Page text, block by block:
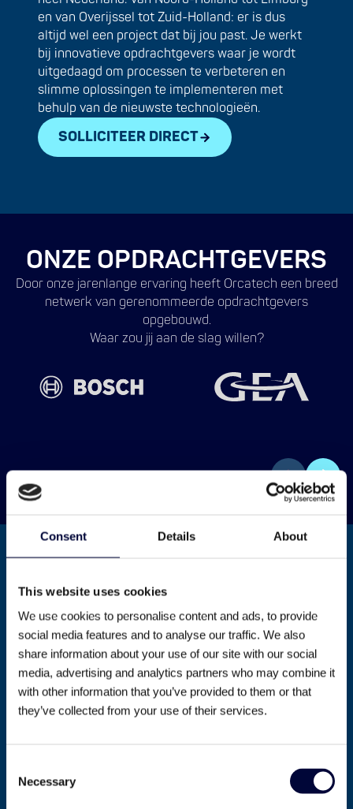
Consent Details About
This website uses cookies
We use cookies to personalise content and ads, to provide
social media features and to analyse our traffic. We also
share information about your use of our site with our social
media, advertising and analytics partners who may combine it
with other information that you’ve provided to them or that
they’ve collected from your use of their services.
Selection
Necessary
en van Overijssel tot Zuid-Holland: er is dus
altijd wel een project dat bij jou past. Je werkt
bij innovatieve opdrachtgevers waar je wordt
uitgedaagd om processen te verbeteren en
slimme oplossingen te implementeren met
behulp van de nieuwste technologieën.
SOLLICITEER DIRECT
ONZE OPDRACHTGEVERS
Door onze jarenlange ervaring heeft Orcatech een breed
netwerk van gerenommeerde opdrachtgevers
opgebouwd.
Waar zou jij aan de slag willen?
Wat is een production engineer?
Een production engineer houdt zich bezig met
het ontwerpen, beheren en verbeteren van
productieprocessen en systemen. Je doel is om
een efficiënte, kosteneffectieve en betrouwbare
productieomgeving te realiseren. Dit betekent
dat je continu bezig bent met het analyseren
van processen, het oplossen van technische
problemen en het implementeren van
afdelingen, onder andere met collega’s van